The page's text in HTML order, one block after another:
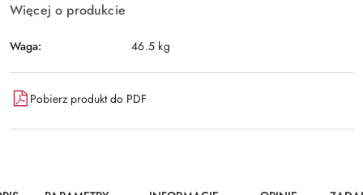
Więcej o produkcie
Waga: 46.5 kg
Pobierz produkt do PDF